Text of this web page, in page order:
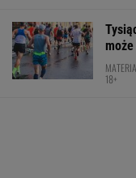
18+